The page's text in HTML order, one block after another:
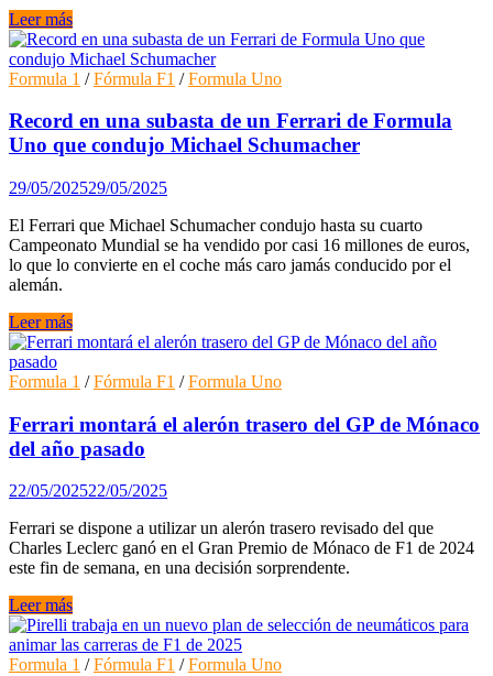
Lewis
Hamilton
muy
descontento
la
carrera
de
Leer más
Formula 1 /Fórmula F1 /Formula Uno
Record en una subasta de un Ferrari de Formula
Uno que condujo Michael Schumacher
29/05/202529/05/2025
El Ferrari que Michael Schumacher condujo hasta su cuarto
Campeonato Mundial se ha vendido por casi 16 millones de euros,
lo que lo convierte en el coche más caro jamás conducido por el
alemán.
Record
en
una
subasta
un
Ferrari
de
Uno
que
condujo
Michael
Schumacher
Leer más
Formula 1 /Fórmula F1 /Formula Uno
Ferrari montará el alerón trasero del GP de Mónaco
del año pasado
22/05/202522/05/2025
Ferrari se dispone a utilizar un alerón trasero revisado del que
Charles Leclerc ganó en el Gran Premio de Mónaco de F1 de 2024
este fin de semana, en una decisión sorprendente.
Ferrari
montará
el
alerón
Leer más
Formula 1 /Fórmula F1 /Formula Uno